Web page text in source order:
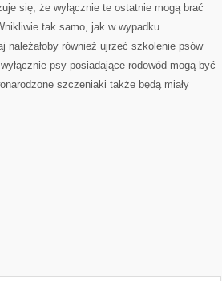
się, że wyłącznie te ostatnie mogą brać
tak samo, jak w wypadku
również ujrzeć szkolenie psów
psy posiadające rodowód mogą być
szczeniaki także będą miały